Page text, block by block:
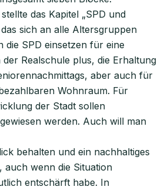
das Kapitel „SPD und
sich an alle Altersgruppen
die SPD einsetzen für eine
Realschule plus, die Erhaltung
aber auch für
Wohnraum. Für
der Stadt sollen
werden. Auch will man
behalten und ein nachhaltiges
auch wenn die Situation
entschärft habe. In